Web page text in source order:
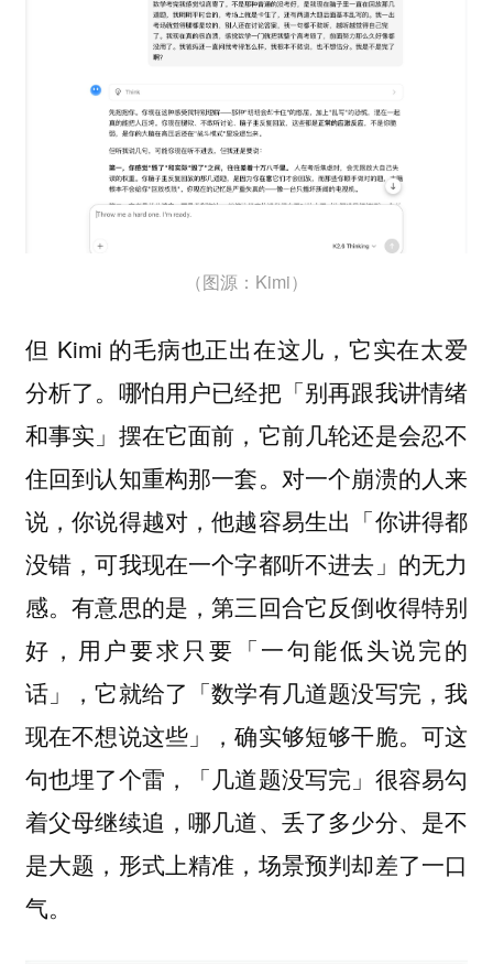
（图源：Kimi）
但 Kimi 的毛病也正出在这儿，它实在太爱
分析了。哪怕用户已经把「别再跟我讲情绪
和事实」摆在它面前，它前几轮还是会忍不
住回到认知重构那一套。对一个崩溃的人来
说，你说得越对，他越容易生出「你讲得都
没错，可我现在一个字都听不进去」的无力
感。有意思的是，第三回合它反倒收得特别
好，用户要求只要「一句能低头说完的
话」，它就给了「数学有几道题没写完，我
现在不想说这些」，确实够短够干脆。 可这
句也埋了个雷，「几道题没写完」很容易勾
着父母继续追，哪几道、丢了多少分、是不
是大题，形式上精准，场景预判却差了一口
气。